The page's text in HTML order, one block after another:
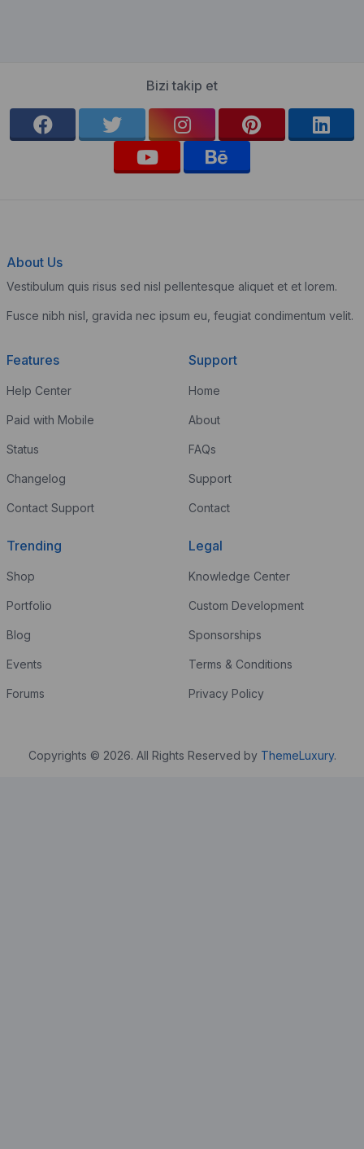
Bizi takip et
About Us
Vestibulum quis risus sed nisl pellentesque aliquet et et lorem.
Fusce nibh nisl, gravida nec ipsum eu, feugiat condimentum velit.
Features
Help Center
Paid with Mobile
Status
Changelog
Contact Support
Support
Home
About
FAQs
Support
Contact
Trending
Shop
Portfolio
Blog
Events
Forums
Legal
Knowledge Center
Custom Development
Sponsorships
Terms & Conditions
Privacy Policy
Copyrights © 2026. All Rights Reserved by ThemeLuxury.